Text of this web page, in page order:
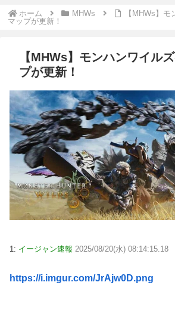
ホーム MHWs
【MHWs】
マップが更新！
【MHWs】モンハンワイル
プが更新！
1: イージャン速報 2025/08/20(水) 08:14:15.18
https://i.imgur.com/JrAjw0D.png